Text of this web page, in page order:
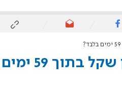
איך עשיתי מיליון שקל בתוך 59 ימים